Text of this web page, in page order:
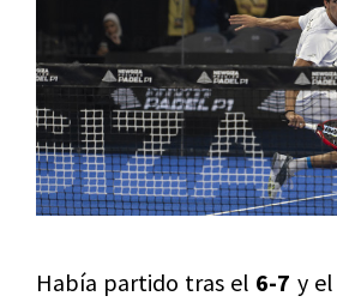
Había partido tras el 6-7 y